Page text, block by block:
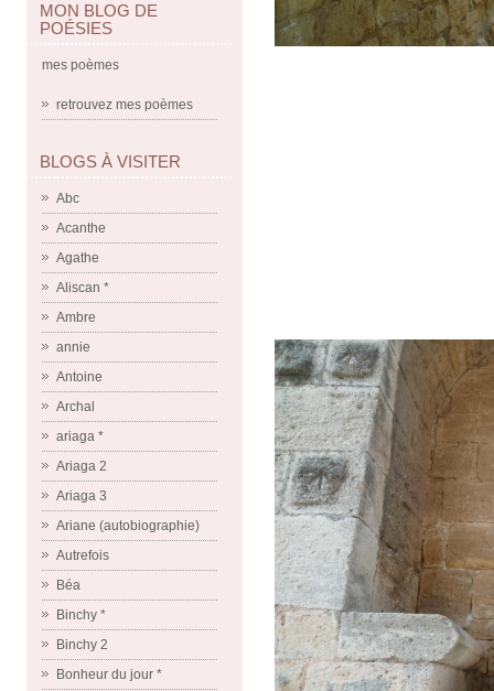
MON BLOG DE
POÉSIES
mes poèmes
retrouvez mes poèmes
BLOGS À VISITER
Abc
Acanthe
Agathe
Aliscan *
Ambre
annie
Antoine
Archal
ariaga *
Ariaga 2
Ariaga 3
Ariane (autobiographie)
Autrefois
Béa
Binchy *
Binchy 2
Bonheur du jour *